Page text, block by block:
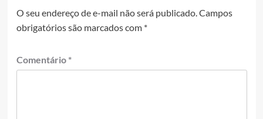
O seu endereço de e-mail não será publicado.Campos
obrigatórios são marcados com *
Comentário *